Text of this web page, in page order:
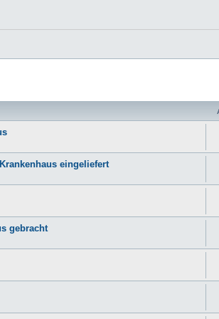
eingeliefert
gebracht